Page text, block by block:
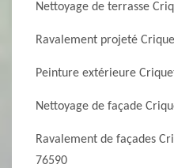
Nettoyage de terrasse
Ravalement projeté
Peinture extérieure
Nettoyage de façade
Ravalement de façades
76590